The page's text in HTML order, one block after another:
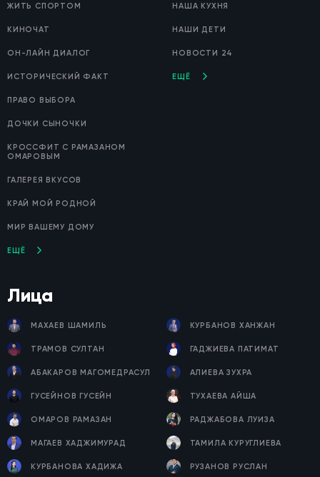
ЖИТЬ СПОРТОМ
КИНОЧАТ
ОН-ЛАЙН ДИАЛОГ
ИСТОРИЧЕСКИЙ ФАКТ
ПРАВО ВЫБОРА
ДОЧКИ СЫНОЧКИ
КРОССФИТ С РАМАЗАНОМ
ОМАРОВЫМ
ГАЛЕРЕЯ ВКУСОВ
КРАЙ МОЙ РОДНОЙ
МИР ВАШЕМУ ДОМУ
ЕЩЁ
НАША КУХНЯ
НАШИ ДЕТИ
НОВОСТИ 24
ЕЩЁ
Лица
МАХАЕВ ШАМИЛЬ КУРБАНОВ ХАНЖАН
ТРАМОВ СУЛТАН ГАДЖИЕВА ПАТИМАТ
АБАКАРОВ МАГОМЕДРАСУЛ АЛИЕВА ЗУХРА
ГУСЕЙНОВ ГУСЕЙН ТУХАЕВА АЙША
ОМАРОВ РАМАЗАН РАДЖАБОВА ЛУИЗА
МАГАЕВ ХАДЖИМУРАД ТАМИЛА КУРУГЛИЕВА
КУРБАНОВА ХАДИЖА РУЗАНОВ РУСЛАН